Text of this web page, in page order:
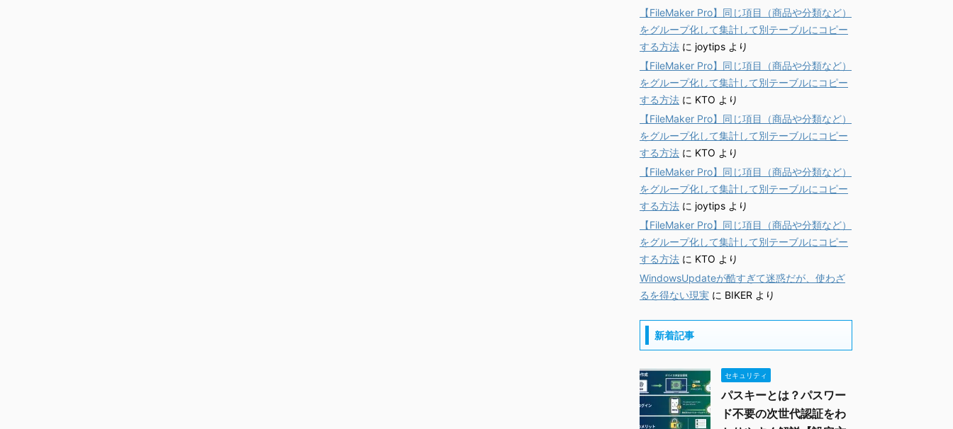
【FileMaker Pro】同じ項目（商品や分類など）
をグループ化して集計して別テーブルにコピー
する方法 に joytips より
【FileMaker Pro】同じ項目（商品や分類など）
をグループ化して集計して別テーブルにコピー
する方法 に KTO より
【FileMaker Pro】同じ項目（商品や分類など）
をグループ化して集計して別テーブルにコピー
する方法 に KTO より
【FileMaker Pro】同じ項目（商品や分類など）
をグループ化して集計して別テーブルにコピー
する方法 に joytips より
【FileMaker Pro】同じ項目（商品や分類など）
をグループ化して集計して別テーブルにコピー
する方法 に KTO より
WindowsUpdateが酷すぎて迷惑だが、使わざ
るを得ない現実 に BIKER より
新着記事
セキュリティ
パスキーとは？パスワー
ド不要の次世代認証をわ